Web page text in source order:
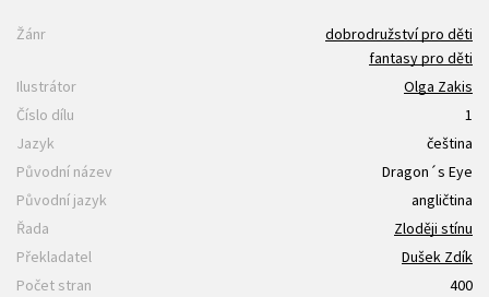
Žánr
dobrodružství pro děti
fantasy pro děti
Ilustrátor
Olga Zakis
Číslo dílu
1
Jazyk
čeština
Původní název
Dragon´s Eye
Původní jazyk
angličtina
Řada
Zloději stínu
Překladatel
Dušek Zdík
Počet stran
400